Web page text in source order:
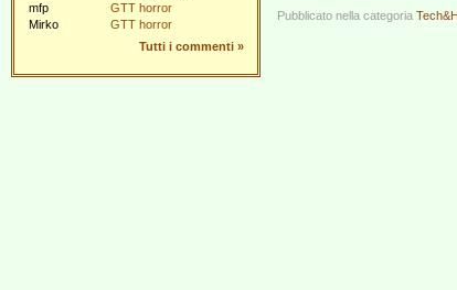
mfp
GTT horror
Mirko
GTT horror
Tutti i commenti »
Pubblicato nella categoria